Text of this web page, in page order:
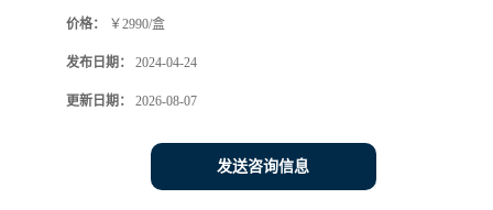
价格： ￥2990/盒
发布日期： 2024-04-24
更新日期： 2026-08-07
发送咨询信息